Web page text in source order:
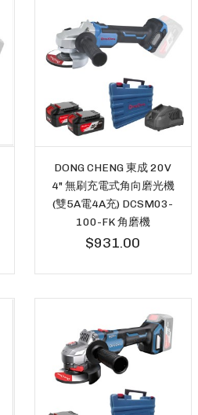
DONG CHENG 東成 20V
4" 無刷充電式角向磨光機
(雙5A電4A充) DCSM03-
100-FK 角磨機
$931.00